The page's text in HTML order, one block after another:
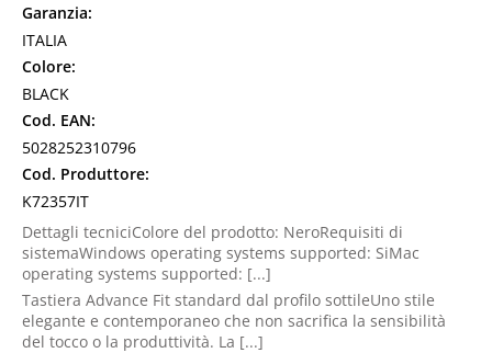
Garanzia:
ITALIA
Colore:
BLACK
Cod. EAN:
5028252310796
Cod. Produttore:
K72357IT
Dettagli tecniciColore del prodotto: NeroRequisiti di
sistemaWindows operating systems supported: SiMac
operating systems supported: [...]
Tastiera Advance Fit standard dal profilo sottileUno stile
elegante e contemporaneo che non sacrifica la sensibilità
del tocco o la produttività. La [...]